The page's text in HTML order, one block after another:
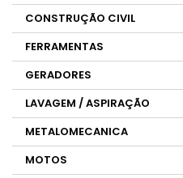
CONSTRUÇÃO CIVIL
FERRAMENTAS
GERADORES
LAVAGEM / ASPIRAÇÃO
METALOMECANICA
MOTOS